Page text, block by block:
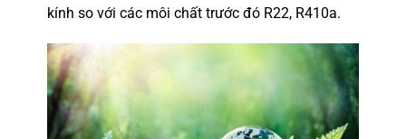
kính so với các môi chất trước đó R22, R410a.